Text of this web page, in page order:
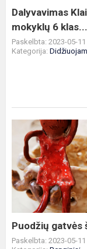
klas...
Dalyvavimas
mokyklų 6 klas...
Paskelbta: 2023-05-11
Kategorija:
Puodžių
gatvės
šventė
Puodžių gatvės
Paskelbta: 2023-05-11